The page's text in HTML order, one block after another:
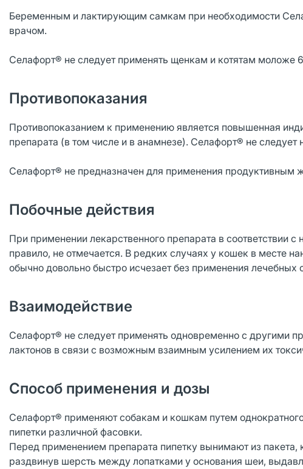
Беременным и лактирующим самкам при необходимости
врачом.
Селафорт® не следует применять щенкам и котятам моложе
Противопоказания
Противопоказанием к применению является повышенная
препарата (в том числе и в анамнезе). Селафорт® не
Селафорт® не предназначен для применения продуктивным
Побочные действия
При применении лекарственного препарата в соответствии
правило, не отмечается. В редких случаях у кошек в месте
обычно довольно быстро исчезает без применения лечебных
Взаимодействие
Селафорт® не следует применять одновременно с другими
лактонов в связи с возможным взаимным усилением их
Способ применения и дозы
Селафорт® применяют собакам и кошкам путем
пипетки различной фасовки.
Перед применением препарата пипетку вынимают из
раздвинув шерсть между лопатками у основания шеи,